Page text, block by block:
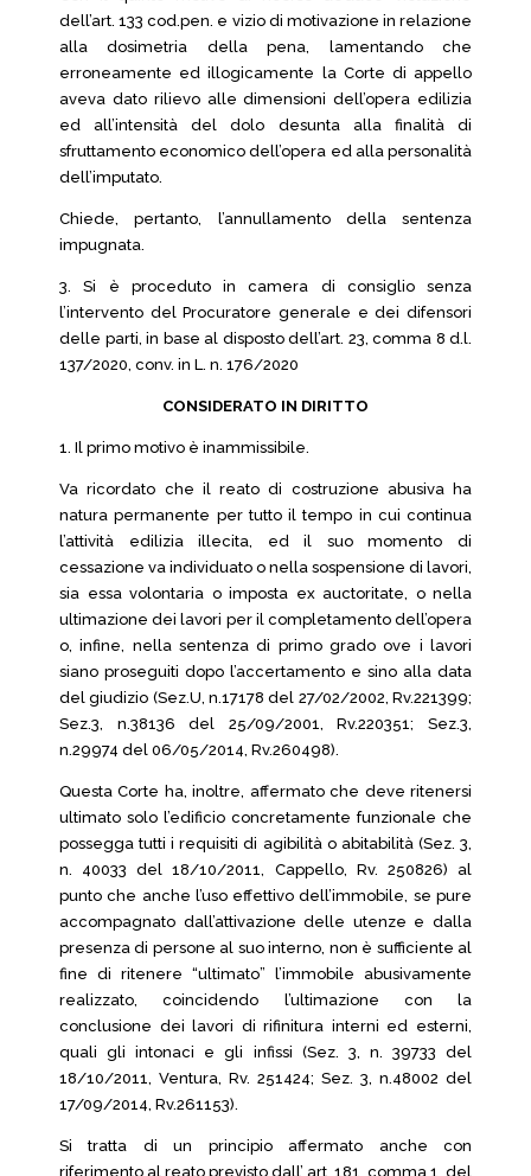
dell’art. 133 cod.pen. e vizio di motivazione in relazione
alla dosimetria della pena, lamentando che
erroneamente ed illogicamente la Corte di appello
aveva dato rilievo alle dimensioni dell’opera edilizia
ed all’intensità del dolo desunta alla finalità di
sfruttamento economico dell’opera ed alla personalità
dell’imputato.
Chiede, pertanto, l’annullamento della sentenza
impugnata.
3. Si è proceduto in camera di consiglio senza
l’intervento del Procuratore generale e dei difensori
delle parti, in base al disposto dell’art. 23, comma 8 d.l.
137/2020, conv. in L. n. 176/2020
CONSIDERATO IN DIRITTO
1. Il primo motivo è inammissibile.
Va ricordato che il reato di costruzione abusiva ha
natura permanente per tutto il tempo in cui continua
l’attività edilizia illecita, ed il suo momento di
cessazione va individuato o nella sospensione di lavori,
sia essa volontaria o imposta ex auctoritate, o nella
ultimazione dei lavori per il completamento dell’opera
o, infine, nella sentenza di primo grado ove i lavori
siano proseguiti dopo l’accertamento e sino alla data
del giudizio (Sez.U, n.17178 del 27/02/2002, Rv.221399;
Sez.3, n.38136 del 25/09/2001, Rv.220351; Sez.3,
n.29974 del 06/05/2014, Rv.260498).
Questa Corte ha, inoltre, affermato che deve ritenersi
ultimato solo l’edificio concretamente funzionale che
possegga tutti i requisiti di agibilità o abitabilità (Sez. 3,
n. 40033 del 18/10/2011, Cappello, Rv. 250826) al
punto che anche l’uso effettivo dell’immobile, se pure
accompagnato dall’attivazione delle utenze e dalla
presenza di persone al suo interno, non è sufficiente al
fine di ritenere “ultimato” l’immobile abusivamente
realizzato, coincidendo l’ultimazione con la
conclusione dei lavori di rifinitura interni ed esterni,
quali gli intonaci e gli infissi (Sez. 3, n. 39733 del
18/10/2011, Ventura, Rv. 251424; Sez. 3, n.48002 del
17/09/2014, Rv.261153).
Si tratta di un principio affermato anche con
riferimento al reato previsto dall’ art. 181, comma 1, del